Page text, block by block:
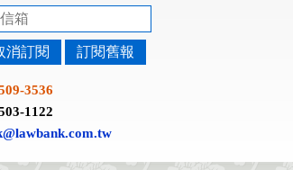
消訂閱 訂閱舊報
3536
1122